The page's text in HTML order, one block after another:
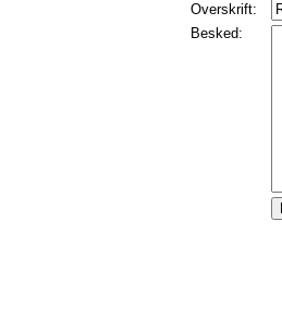
Overskrift:
Besked: